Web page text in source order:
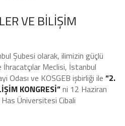
VE BİLİŞİM
Şubesi olarak, ilimizin güçlü
İhracatçılar Meclisi, İstanbul
Odası ve KOSGEB işbirliği ile “2.
KONGRESİ”ni 12 Haziran
Üniversitesi Cibali